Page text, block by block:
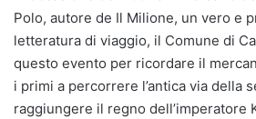
Polo, autore de Il Milione, un vero e
letteratura di viaggio, il Comune di
questo evento per ricordare il
i primi a percorrere l’antica via della
raggiungere il regno dell’imperatore